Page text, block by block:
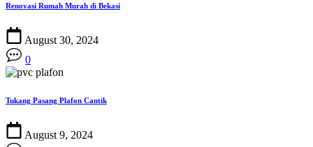
Renovasi Rumah Murah di Bekasi
August 30, 2024
0
Tukang Pasang Plafon Cantik
August 9, 2024